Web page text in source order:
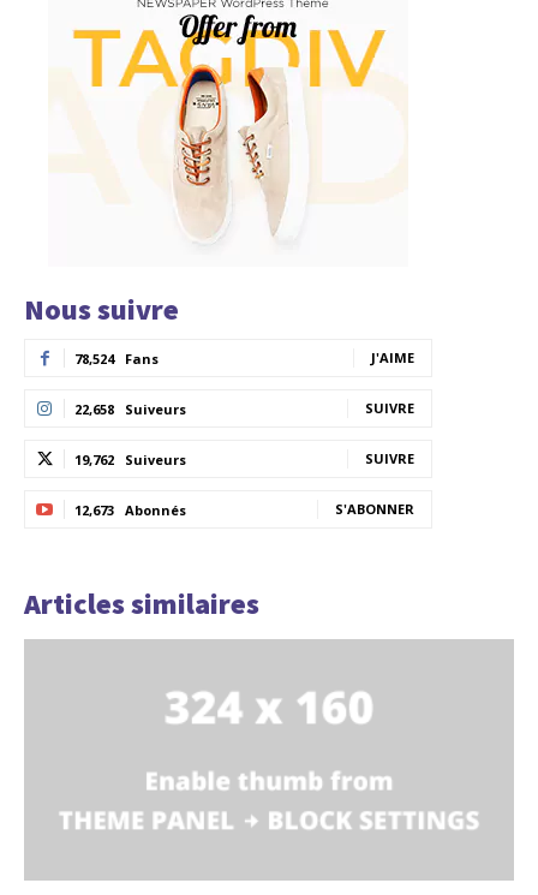
Nous suivre
78,524 Fans J'AIME
22,658 Suiveurs SUIVRE
19,762 Suiveurs SUIVRE
12,673 Abonnés S'ABONNER
Articles similaires